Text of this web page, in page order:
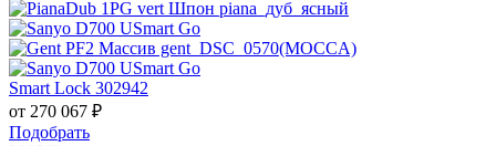
Smart Lock 302942
от 270 067 ₽
Подобрать